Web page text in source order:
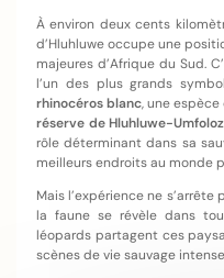
À environ deux cents
d’Hluhluwe occupe une
majeures d’Afrique du Sud.
l’un des plus grands
rhinocéros blanc, une
réserve de Hluhluwe-
rôle déterminant dans sa
meilleurs endroits au monde
Mais l’expérience ne
la faune se révèle dans
léopards partagent ces
scènes de vie sauvage